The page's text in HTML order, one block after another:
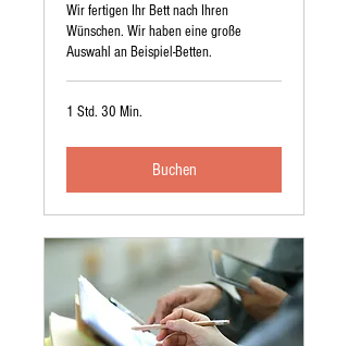
Wir fertigen Ihr Bett nach Ihren
Wünschen. Wir haben eine große
Auswahl an Beispiel-Betten.
1 Std. 30 Min.
Buchen